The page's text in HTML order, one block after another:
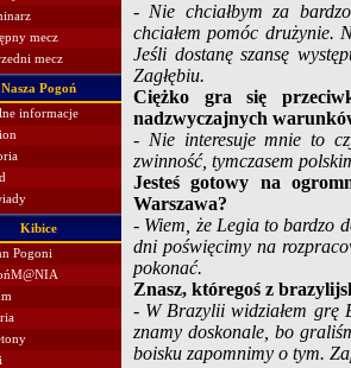
mecz
mecz
Nasza Pogoń
informacje
Kibice
Pogoni
- Nie chciałbym za
chciałem pomóc drużynie.
Jeśli dostanę szansę
Zagłębiu.
Ciężko gra się
nadzwyczajnych
- Nie interesuje mnie to
zwinność, tymczasem
Jesteś gotowy na
Warszawa?
- Wiem, że Legia to bardzo
dni poświęcimy na
pokonać.
Znasz, któregoś z
- W Brazylii widziałem grę
znamy doskonale, bo
boisku zapomnimy o tym.